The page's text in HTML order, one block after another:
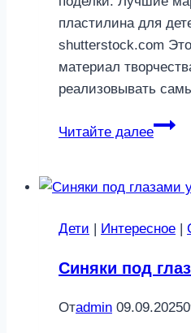
пластилина для
shutterstock.com
материал
реализовывать
Читайте далее
11
для
в
2025
Дети Интересное
Синяки под
Отadmin 09.09.2025